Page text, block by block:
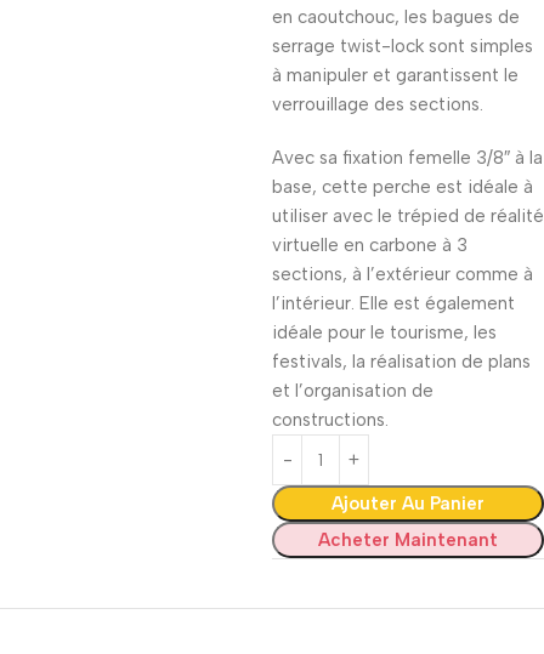
en caoutchouc, les bagues de
serrage twist-lock sont simples
à manipuler et garantissent le
verrouillage des sections.
Avec sa fixation femelle 3/8″ à la
base, cette perche est idéale à
utiliser avec le trépied de réalité
virtuelle en carbone à 3
sections, à l’extérieur comme à
l’intérieur. Elle est également
idéale pour le tourisme, les
festivals, la réalisation de plans
et l’organisation de
constructions.
Ajouter Au Panier
Acheter Maintenant